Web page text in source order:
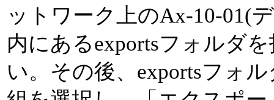
ットワーク上のAx-10-01(
内にあるexportsフォルダ
い。その後、exportsフォ